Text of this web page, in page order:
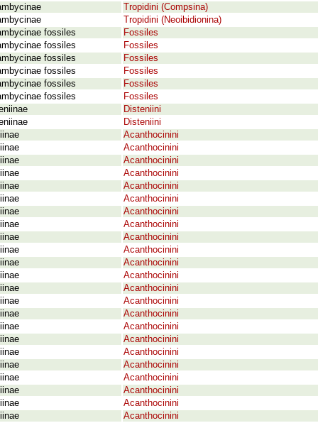
Tropidini (Compsina)
Tropidini (Neoibidionina)
fossiles
Fossiles
fossiles
Fossiles
fossiles
Fossiles
fossiles
Fossiles
fossiles
Fossiles
fossiles
Fossiles
Disteniini
Disteniini
Acanthocinini
Acanthocinini
Acanthocinini
Acanthocinini
Acanthocinini
Acanthocinini
Acanthocinini
Acanthocinini
Acanthocinini
Acanthocinini
Acanthocinini
Acanthocinini
Acanthocinini
Acanthocinini
Acanthocinini
Acanthocinini
Acanthocinini
Acanthocinini
Acanthocinini
Acanthocinini
Acanthocinini
Acanthocinini
Acanthocinini